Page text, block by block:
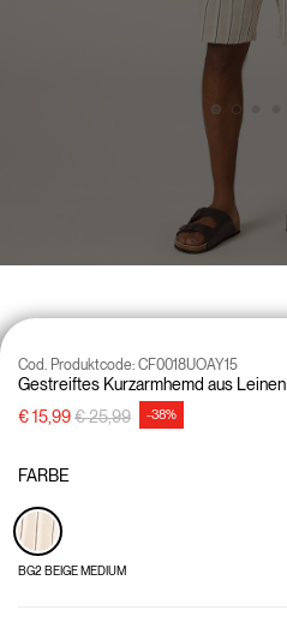
Gestreiftes Kurzarmhemd aus Leinen
Cod. Produktcode: CF0018UOAY15
€ 15,99Preisreduzierung von
€ 25,99auf-38%
FARBE
BG2 BEIGE MEDIUM